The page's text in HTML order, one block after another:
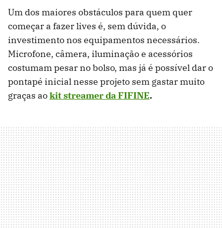
Um dos maiores obstáculos para quem quer
começar a fazer lives é, sem dúvida, o
investimento nos equipamentos necessários.
Microfone, câmera, iluminação e acessórios
costumam pesar no bolso, mas já é possível dar o
pontapé inicial nesse projeto sem gastar muito
graças aokit streamer daFIFINE.